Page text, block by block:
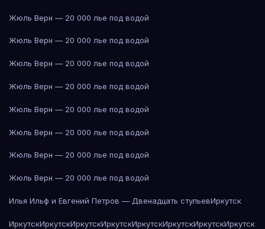
Жюль Верн — 20 000 лье под водой
Жюль Верн — 20 000 лье под водой
Жюль Верн — 20 000 лье под водой
Жюль Верн — 20 000 лье под водой
Жюль Верн — 20 000 лье под водой
Жюль Верн — 20 000 лье под водой
Жюль Верн — 20 000 лье под водой
Жюль Верн — 20 000 лье под водой
Илья Ильф и Евгений Петров — Двенадцать стульевИркутск
ИркутскИркутскИркутскИркутскИркутскИркутскИркутскИркутск